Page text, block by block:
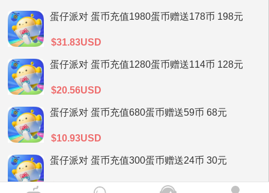
蛋仔派对 蛋币充值1980蛋币赠送178币 198元
$31.83USD
蛋仔派对 蛋币充值1280蛋币赠送114币 128元
$20.56USD
蛋仔派对 蛋币充值680蛋币赠送59币 68元
$10.93USD
蛋仔派对 蛋币充值300蛋币赠送24币 30元
$4.82USD